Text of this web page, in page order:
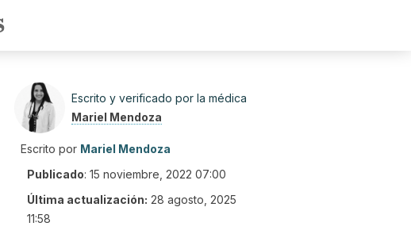
Escrito y verificado por la médica
Mariel Mendoza
Escrito por Mariel Mendoza
Publicado: 15 noviembre, 2022 07:00
Última actualización: 28 agosto, 2025
11:58